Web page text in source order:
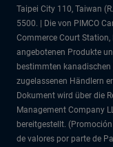
Taipei City 110, Taiwan
5500. | Die von PIMCO
Commerce Court Station,
angebotenen Produkte
bestimmten
zugelassenen Händlern
Dokument wird über die
Management Company
bereitgestellt.
de valores por parte de